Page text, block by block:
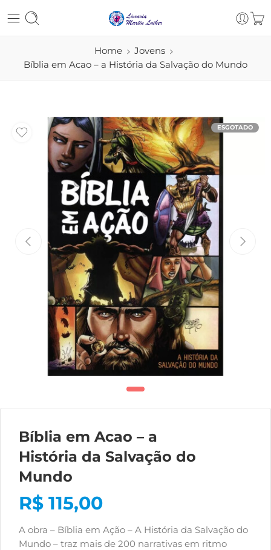
Home
Jovens
Bíblia em Acao – a História da Salvação do Mundo
ESGOTADO
Bíblia em Acao – a
História da Salvação do
Mundo
R$ 115,00
A obra – Bíblia em Ação – A História da Salvação do
Mundo – traz mais de 200 narrativas em ritmo